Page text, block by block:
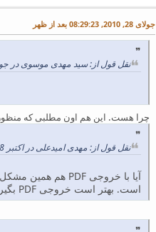
جولای 28, 2010, 08:29:23 بعد از ظهر
نقل قول از: سید مهدی موسوی در جولای 28, 2010, 06:02:06 بعد
چرا هست. این هم اون مطلبی که
نقل قول از: مهدی امیدعلی در اکتبر 08, 2009, 05:10:15 بعد از ظهر
است. بهتر است خروجی PDF بگیرید و خروجی را با Sumatrapdf ببینید. اگر با PDF هم مشکل دارید لطفاً فایل خود را برای من بفرستید تا بررسی کنم.